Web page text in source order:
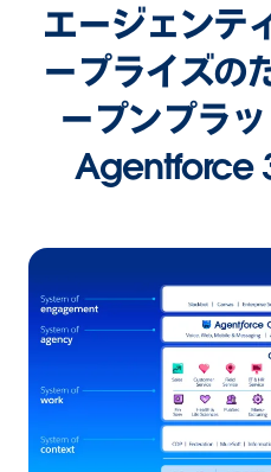
エージェンテ
ープライズの
ープンプラッ
Agentforce